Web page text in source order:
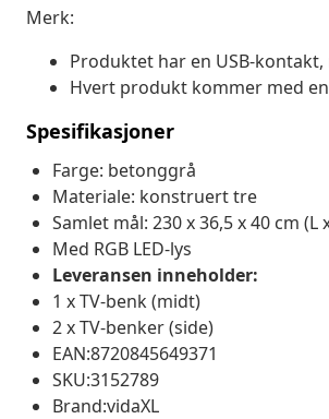
Merk:
Produktet har en USB-
Hvert produkt kommer med
Spesifikasjoner
Farge: betonggrå
Materiale: konstruert tre
Samlet mål: 230 x 36,5 x 40 cm (L
Med RGB LED-lys
Leveransen inneholder:
1 x TV-benk (midt)
2 x TV-benker (side)
EAN:8720845649371
SKU:3152789
Brand:vidaXL